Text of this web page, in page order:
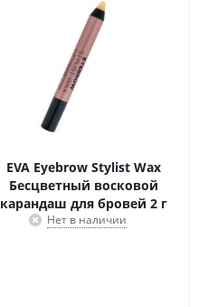
EVA Eyebrow Stylist Wax
Бесцветный восковой
карандаш для бровей 2 г
Нет в наличии